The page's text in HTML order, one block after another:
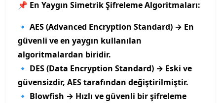
📌 En Yaygın Simetrik Şifreleme Algoritmaları:
🔹 AES (Advanced Encryption Standard) → En
güvenli ve en yaygın kullanılan
algoritmalardan biridir.
🔹 DES (Data Encryption Standard) → Eski ve
güvensizdir, AES tarafından değiştirilmiştir.
🔹 Blowfish → Hızlı ve güvenli bir şifreleme